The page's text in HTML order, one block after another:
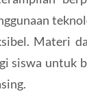
Materi
siswa untuk